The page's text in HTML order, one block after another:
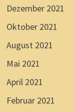
Dezember 2021
Oktober 2021
August 2021
Mai 2021
April 2021
Februar 2021